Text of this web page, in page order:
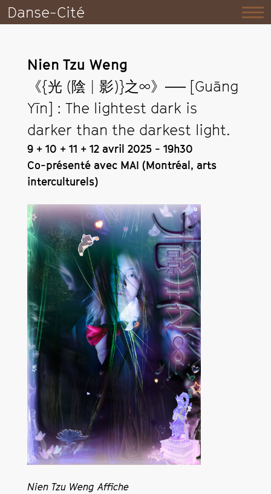
Danse-Cité
Nien Tzu Weng
《{光 (陰 | 影)}之∞》── [Guāng
Yīn] : The lightest dark is
darker than the darkest light.
9 + 10 + 11 + 12 avril 2025 - 19h30
Co-présenté avec MAI (Montréal, arts
interculturels)
Nien Tzu Weng Affiche